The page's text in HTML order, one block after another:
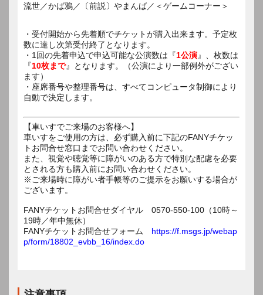
流世／かば鴉／〔前説〕やまんば／＜ゲームコーナー＞
・受付開始から先着順でチケットが購入出来ます。予定枚
数に達し次第受付終了となります。
・1回の先着申込で申込可能な公演数は『1公演』、枚数は
『10枚まで』となります。（公演により一部例外がござい
ます）
・座席番号や整理番号は、すべてコンピュータ制御により
自動で決定します。
【車いすでご来場のお客様へ】
車いすをご使用の方は、必ず購入前に下記のFANYチケッ
トお問合せ窓口までお問い合わせください。
また、視覚や聴覚等に障がいのある方で特別な配慮を必要
とされる方も購入前にお問い合わせください。
※ご来場時に障がい者手帳等のご提示をお願いする場合が
ございます。
FANYチケットお問合せダイヤル 0570-550-100（10時～
19時／年中無休）
FANYチケットお問合せフォーム https://f.msgs.jp/webap
p/form/18802_evbb_16/index.do